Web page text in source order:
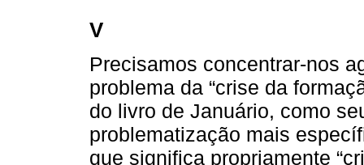
V
Precisamos concentrar-nos
problema da “crise da
do livro de Januário, como
problematização mais
que significa propriamente